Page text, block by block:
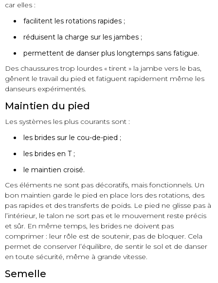
car elles :
facilitent les rotations rapides ;
réduisent la charge sur les jambes ;
permettent de danser plus longtemps sans fatigue.
Des chaussures trop lourdes « tirent » la jambe vers le bas,
gênent le travail du pied et fatiguent rapidement même les
danseurs expérimentés.
Maintien du pied
Les systèmes les plus courants sont :
les brides sur le cou-de-pied ;
les brides en T ;
le maintien croisé.
Ces éléments ne sont pas décoratifs, mais fonctionnels. Un
bon maintien garde le pied en place lors des rotations, des
pas rapides et des transferts de poids. Le pied ne glisse pas à
l’intérieur, le talon ne sort pas et le mouvement reste précis
et sûr. En même temps, les brides ne doivent pas
comprimer : leur rôle est de soutenir, pas de bloquer. Cela
permet de conserver l’équilibre, de sentir le sol et de danser
en toute sécurité, même à grande vitesse.
Semelle